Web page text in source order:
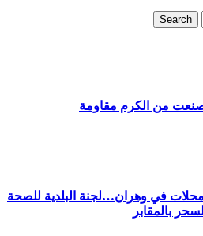
Search
صنعت من الكرم مقاومة
في وهران…لجنة البلدية للصحة
بالمقابر